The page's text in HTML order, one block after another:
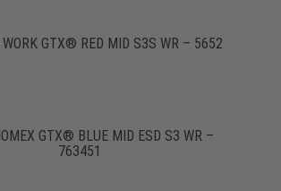
WORK GTX® RED MID S3S WR – 5652
GTX® BLUE MID ESD S3 WR –
763451